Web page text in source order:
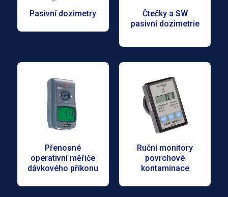
Pasivní dozimetry
Čtečky a SW
pasivní dozimetrie
Přenosné
operativní měřiče
dávkového příkonu
Ruční monitory
povrchové
kontaminace